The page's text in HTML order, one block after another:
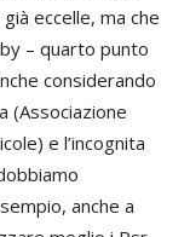
eccelle, ma che
– quarto punto
considerando
(Associazione
e l’incognita
anche a